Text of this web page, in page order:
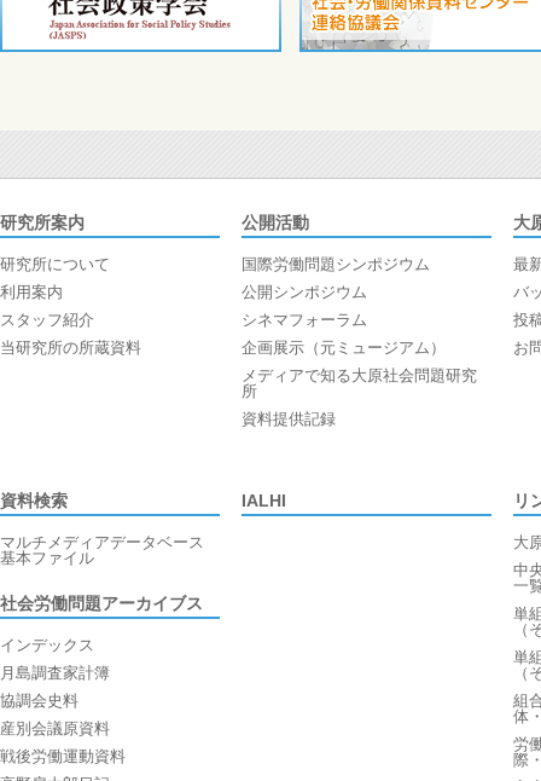
研究所案内
研究所について
利用案内
スタッフ紹介
当研究所の所蔵資料
公開活動
国際労働問題シンポジウム
公開シンポジウム
シネマフォーラム
企画展示（元ミュージアム）
メディアで知る大原社会問題研究
所
資料提供記録
大
最
バ
投
お
資料検索
マルチメディアデータベース
基本ファイル
社会労働問題アーカイブス
インデックス
月島調査家計簿
協調会史料
産別会議原資料
戦後労働運動資料
IALHI リ
大
中
一
単
（
単
（
組
体
労
際